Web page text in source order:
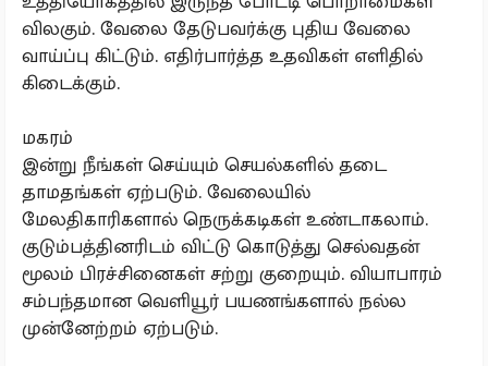
விலகும். வேலை தேடுபவர்க்கு புதிய வேலை
வாய்ப்பு கிட்டும். எதிர்பார்த்த உதவிகள் எளிதில்
கிடைக்கும்.
மகரம்
இன்று நீங்கள் செய்யும் செயல்களில் தடை
தாமதங்கள் ஏற்படும். வேலையில்
மேலதிகாரிகளால் நெருக்கடிகள் உண்டாகலாம்.
குடும்பத்தினரிடம் விட்டு கொடுத்து செல்வதன்
மூலம் பிரச்சினைகள் சற்று குறையும். வியாபாரம்
சம்பந்தமான வெளியூர் பயணங்களால் நல்ல
முன்னேற்றம் ஏற்படும்.